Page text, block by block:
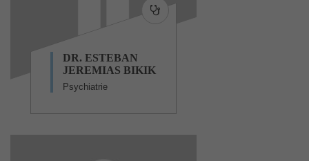
DR. ESTEBAN
JEREMIAS BIKIK
Psychiatrie